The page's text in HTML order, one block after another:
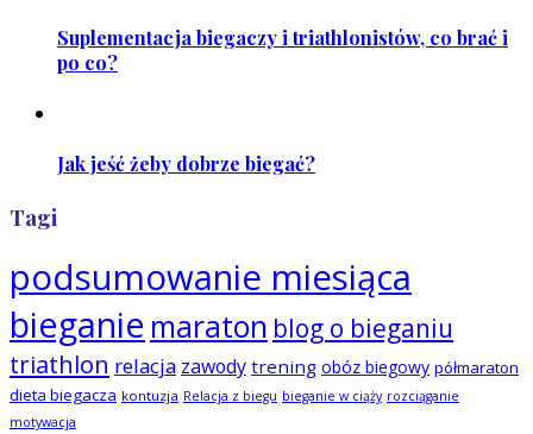
Suplementacja biegaczy i triathlonistów, co brać i
po co?
Jak jeść żeby dobrze biegać?
Tagi
podsumowanie miesiąca
bieganie maraton blog o bieganiu
triathlon relacja zawody trening obóz biegowy półmaraton
dieta biegacza kontuzja Relacja z biegu bieganie w ciąży rozciąganie
motywacja